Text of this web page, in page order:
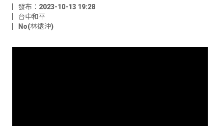
發布：2023-10-13 19:28
台中和平
No(林遠沖)